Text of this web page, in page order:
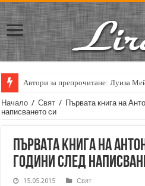
Автори за препрочитане: Луиза
Начало / Свят / Първата книга на
написването си
Първата книга на
години след
15.05.2015 Свят